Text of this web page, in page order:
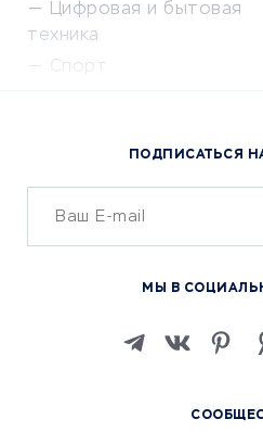
Цифровая и бытовая
техника
Спорт
Сервисы доставки
ОБУЧЕНИЕ И РАБОТА
Изучение иностранных
Маркетинг и продажи
ПОДПИСАТЬСЯ
МЫ В